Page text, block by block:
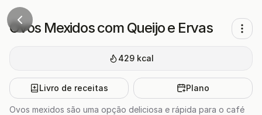
Ovos Mexidos com Queijo e Ervas
429kcal
Livro de receitas Plano
Ovos mexidos são uma opção deliciosa e rápida para o café